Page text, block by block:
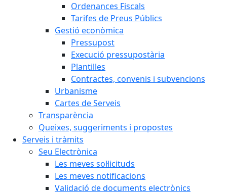
Ordenances Fiscals
Tarifes de Preus Públics
Gestió econòmica
Pressupost
Execució pressupostària
Plantilles
Contractes, convenis i subvencions
Urbanisme
Cartes de Serveis
Transparència
Queixes, suggeriments i propostes
Serveis i tràmits
Seu Electrònica
Les meves sol·licituds
Les meves notificacions
Validació de documents electrònics